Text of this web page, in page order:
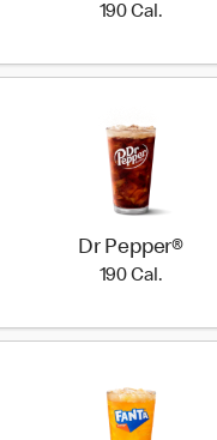
190 Cal.190 Cal.
Dr Pepper®
190 Cal.190 Cal.